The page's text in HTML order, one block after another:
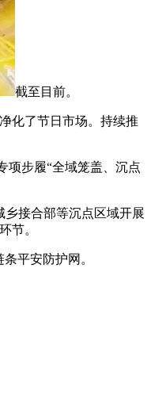
截至目前。
化了节日市场。持续推
步履“全域笼盖、沉点
接合部等沉点区域开展
节。
平安防护网。